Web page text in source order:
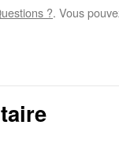
?. Vous